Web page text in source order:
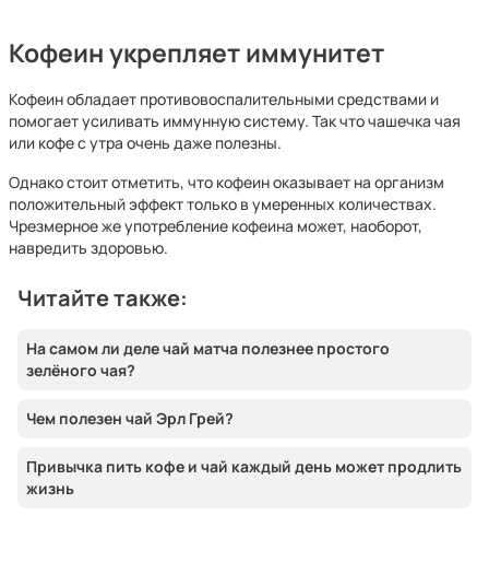
Кофеин укрепляет иммунитет
Кофеин обладает противовоспалительными средствами и
помогает усиливать иммунную систему. Так что чашечка чая
или кофе с утра очень даже полезны.
Однако стоит отметить, что кофеин оказывает на организм
положительный эффект только в умеренных количествах.
Чрезмерное же употребление кофеина может, наоборот,
навредить здоровью.
Читайте также:
На самом ли деле чай матча полезнее простого
зелёного чая?
Чем полезен чай Эрл Грей?
Привычка пить кофе и чай каждый день может продлить
жизнь